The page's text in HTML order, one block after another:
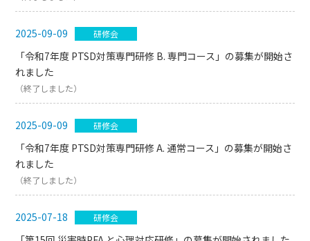
2025-09-09 研修会
「令和7年度 PTSD対策専門研修 B. 専門コース」の募集が開始さ
れました
（終了しました）
2025-09-09 研修会
「令和7年度 PTSD対策専門研修 A. 通常コース」の募集が開始さ
れました
（終了しました）
2025-07-18 研修会